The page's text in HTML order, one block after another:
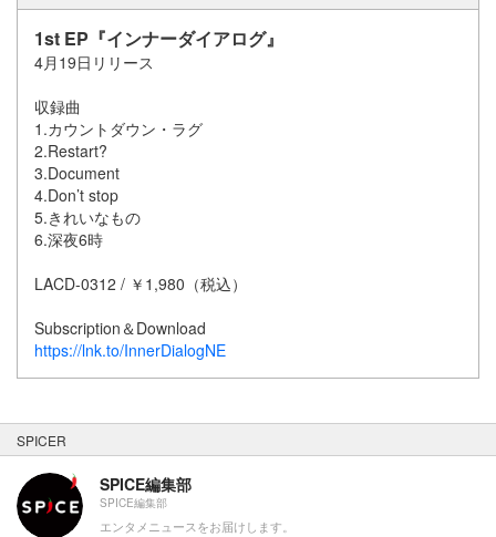
1st EP『インナーダイアログ』
4月19日リリース
収録曲
1.カウントダウン・ラグ
2.Restart?
3.Document
4.Don’t stop
5.きれいなもの
6.深夜6時
LACD-0312 / ￥1,980（税込）
Subscription＆Download
https://lnk.to/InnerDialogNE
SPICER
SPICE編集部
SPICE編集部
エンタメニュースをお届けします。